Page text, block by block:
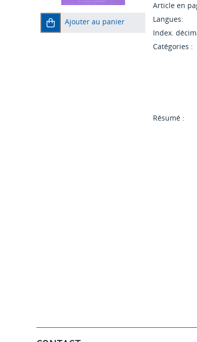
Ajouter au panier
Article en
Langues:
Index.
Catégories :
Résumé :